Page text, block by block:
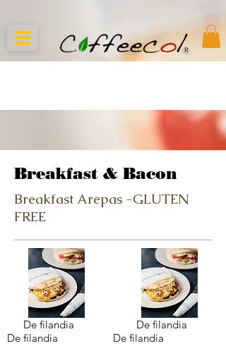
Breakfast & Bacon
Breakfast Arepas -GLUTEN
FREE
De filandia
De filandia
De filandia
De filandia